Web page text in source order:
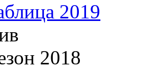
2019
2018